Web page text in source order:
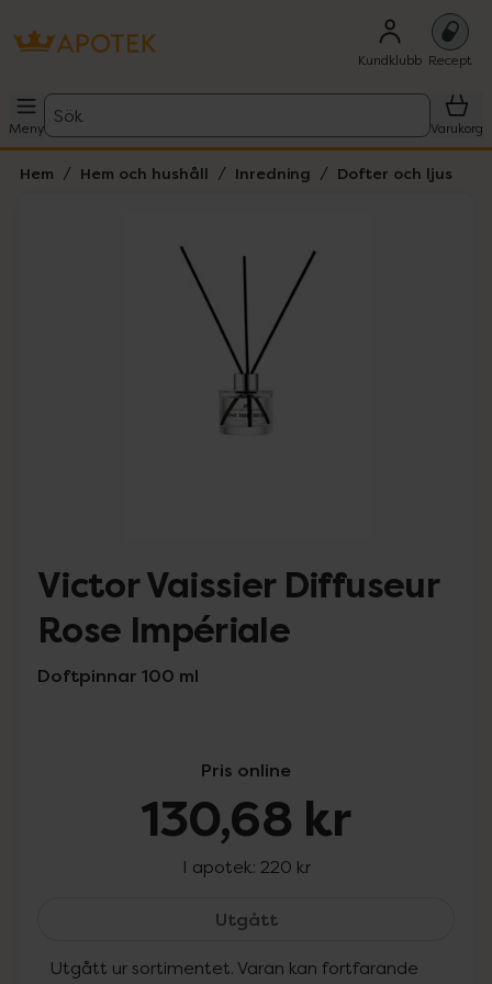
Kundklubb Recept
Meny
Sök
Varukorg
Hem Hem och hushåll Inredning Dofter och ljus
Lista: . Innehåller 1 objekt.
Victor Vaissier Diffuseur
Rose Impériale
Doftpinnar 100 ml
Pris online
130,68 kr
I apotek: 220 kr
UtgåttVictor Vaissier
Utgått ur sortimentet. Varan kan fortfarande